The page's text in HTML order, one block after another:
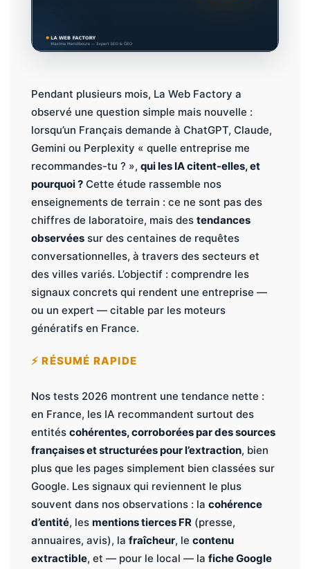
Pendant plusieurs mois, La Web Factory a
observé une question simple mais nouvelle :
lorsqu’un Français demande à ChatGPT, Claude,
Gemini ou Perplexity « quelle entreprise me
recommandes-tu ? », qui les IA citent-elles, et
pourquoi ? Cette étude rassemble nos
enseignements de terrain : ce ne sont pas des
chiffres de laboratoire, mais des tendances
observées sur des centaines de requêtes
conversationnelles, à travers des secteurs et
des villes variés. L’objectif : comprendre les
signaux concrets qui rendent une entreprise —
ou un expert — citable par les moteurs
génératifs en France.
⚡ RÉSUMÉ RAPIDE
Nos tests 2026 montrent une tendance nette :
en France, les IA recommandent surtout des
entités cohérentes, corroborées par des sources
françaises et structurées pour l’extraction, bien
plus que les pages simplement bien classées sur
Google. Les signaux qui reviennent le plus
souvent dans nos observations : la cohérence
d’entité, les mentions tierces FR (presse,
annuaires, avis), la fraîcheur, le contenu
extractible, et — pour le local — la fiche Google